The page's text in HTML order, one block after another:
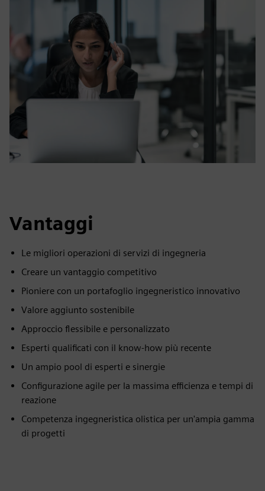
Vantaggi
Le migliori operazioni di servizi di ingegneria
Creare un vantaggio competitivo
Pioniere con un portafoglio ingegneristico innovativo
Valore aggiunto sostenibile
Approccio flessibile e personalizzato
Esperti qualificati con il know-how più recente
Un ampio pool di esperti e sinergie
Configurazione agile per la massima efficienza e tempi di
reazione
Competenza ingegneristica olistica per un'ampia gamma
di progetti